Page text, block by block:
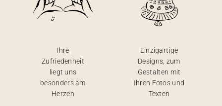
Ihre
Zufriedenheit
liegt uns
besonders am
Herzen
Einzigartige
Designs, zum
Gestalten mit
Ihren Fotos und
Texten